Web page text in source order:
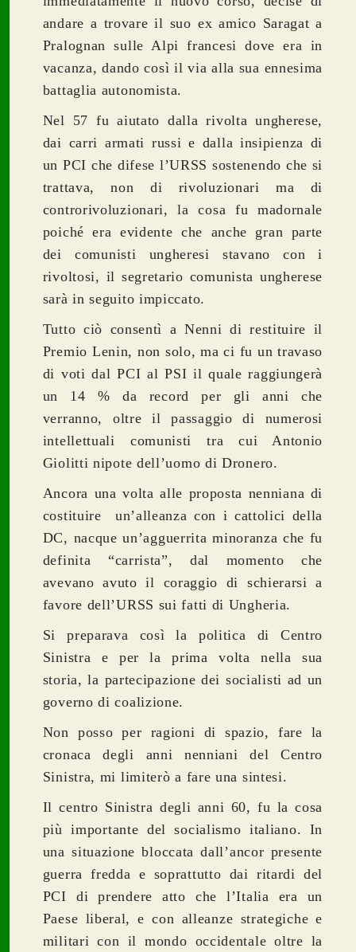
andare a trovare il suo ex amico Saragat a
Pralognan sulle Alpi francesi dove era in
vacanza, dando così il via alla sua ennesima
battaglia autonomista.
Nel 57 fu aiutato dalla rivolta ungherese,
dai carri armati russi e dalla insipienza di
un PCI che difese l’URSS sostenendo che si
trattava, non di rivoluzionari ma di
controrivoluzionari, la cosa fu madornale
poiché era evidente che anche gran parte
dei comunisti ungheresi stavano con i
rivoltosi, il segretario comunista ungherese
sarà in seguito impiccato.
Tutto ciò consentì a Nenni di restituire il
Premio Lenin, non solo, ma ci fu un travaso
di voti dal PCI al PSI il quale raggiungerà
un 14 % da record per gli anni che
verranno, oltre il passaggio di numerosi
intellettuali comunisti tra cui Antonio
Giolitti nipote dell’uomo di Dronero.
Ancora una volta alle proposta nenniana di
costituire un’alleanza con i cattolici della
DC, nacque un’agguerrita minoranza che fu
definita “carrista”, dal momento che
avevano avuto il coraggio di schierarsi a
favore dell’URSS sui fatti di Ungheria.
Si preparava così la politica di Centro
Sinistra e per la prima volta nella sua
storia, la partecipazione dei socialisti ad un
governo di coalizione.
Non posso per ragioni di spazio, fare la
cronaca degli anni nenniani del Centro
Sinistra, mi limiterò a fare una sintesi.
Il centro Sinistra degli anni 60, fu la cosa
più importante del socialismo italiano. In
una situazione bloccata dall’ancor presente
guerra fredda e soprattutto dai ritardi del
PCI di prendere atto che l’Italia era un
Paese liberal, e con alleanze strategiche e
militari con il mondo occidentale oltre la